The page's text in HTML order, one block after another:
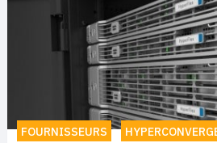
FOURNISSEURS